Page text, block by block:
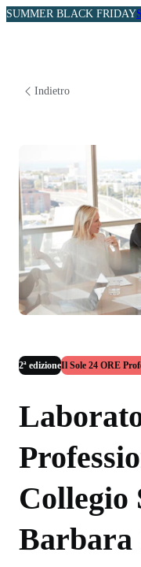
SUMMER BLACK FRIDAY
Indietro
2ª edizioneIl Sole 24 ORE
Collegio